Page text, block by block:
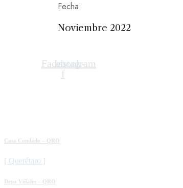
Fecha:
Noviembre 2022
Facebook-
f
Instagram
Casa Condado – QRO
[ Querétaro ]
Depa Viñales – QRO